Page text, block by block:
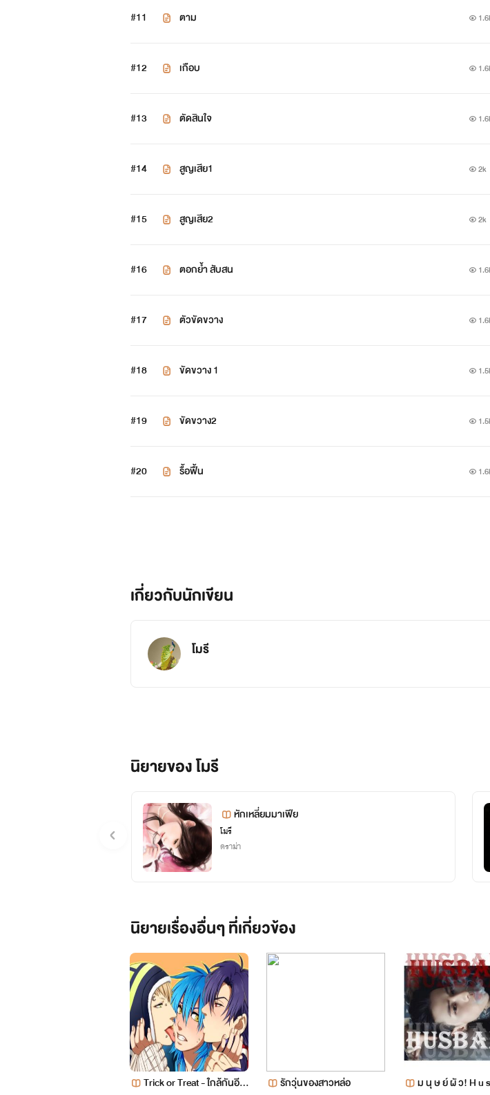
#11 ตาม
#12 เกือบ
#13 ตัดสินใจ
#14 สูญเสีย1 2k
#15 สูญเสีย2 2k
#16 ตอกย้ำ สับสน
#17 ตัวขัดขวาง
#18 ขัดขวาง 1
#19 ขัดขวาง2
#20 รื้อฟื้น
เกี่ยวกับนักเขียน
โมรี
นิยายของ โมรี
หักเหลี่ยมมาเฟีย
โมรี
ดราม่า
นิยายเรื่องอื่นๆ ที่เกี่ยวข้อง
Trick or Treat - ใกล้กันอีก
รักวุ่นของสาวหล่อ
ม นุ ษ ย์ ผั ว! H u s b a n d